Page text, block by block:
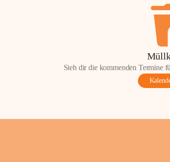
Sieh dir die kommenden Termine